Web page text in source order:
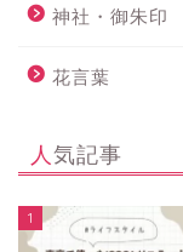
神社・御朱印
花言葉
人気記事
1